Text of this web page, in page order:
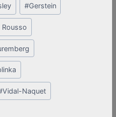
#Gerstein
Rousso
Vidal-Naquet